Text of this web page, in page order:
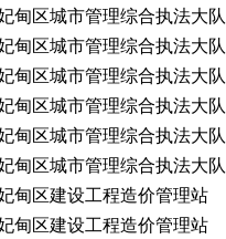
甸区城市管理综合执法大队
甸区城市管理综合执法大队
甸区城市管理综合执法大队
甸区城市管理综合执法大队
甸区城市管理综合执法大队
甸区城市管理综合执法大队
甸区建设工程造价管理站
甸区建设工程造价管理站